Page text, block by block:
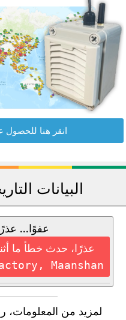
انقر هنا للحصول
البيانات
عفوًا...
عذرًا، حدث خطأ ما
Maanshan
لمزيد من المعلومات،